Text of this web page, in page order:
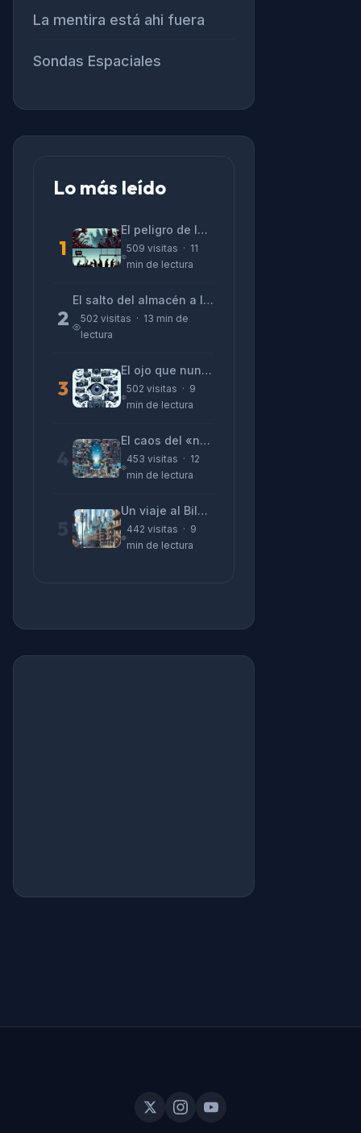
La mentira está ahi fuera
Sondas Espaciales
Lo más leído
1
El peligro de las «alucinaciones» y el CV prefabricado
509 visitas · 11
min de lectura
2
El salto del almacén a la terminal: La realidad de reinventarse en tecnología
502 visitas · 13 min de
lectura
3
El ojo que nunca parpadea: lo que nos cuentan las cámaras de Lizeth Marzano
502 visitas · 9
min de lectura
El caos del «no funciona nada» y la realidad tras la pantalla
453 visitas · 12
min de lectura
Un viaje al Bilbao de 2026 con sabor a 1895
442 visitas · 9
min de lectura